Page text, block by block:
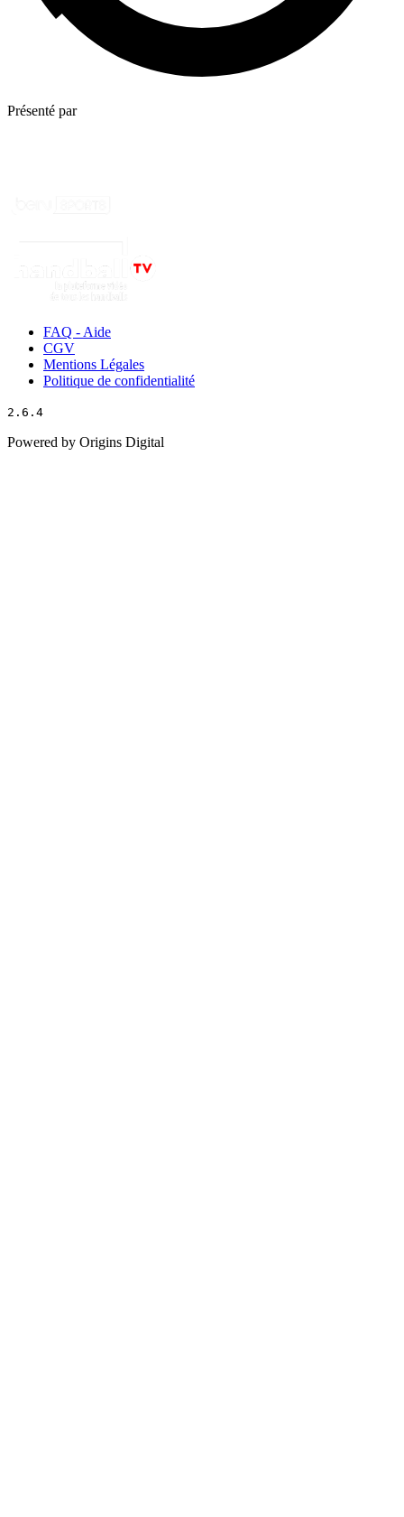
Présenté par
FAQ - Aide
CGV
Mentions Légales
Politique de confidentialité
2.6.4
Powered by Origins Digital